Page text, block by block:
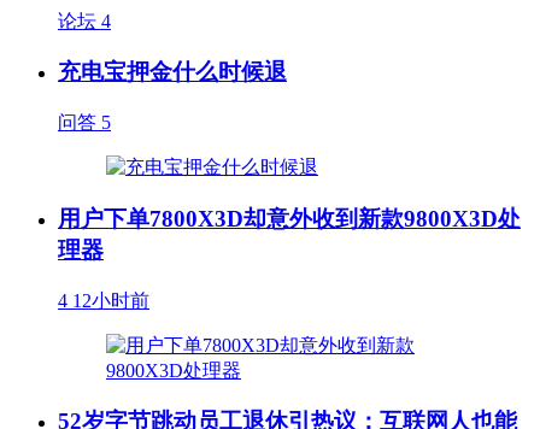
论坛 4
充电宝押金什么时候退
问答 5
用户下单7800X3D却意外收到新款9800X3D处
理器
4 12小时前
52岁字节跳动员工退休引热议：互联网人也能